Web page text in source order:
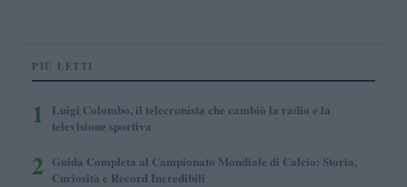
PIÙ LETTI
1
Luigi Colombo, il telecronista che cambiò la radio e la
televisione sportiva
2 Guida Completa al Campionato Mondiale di Calcio: Storia,
Curiosità e Record Incredibili